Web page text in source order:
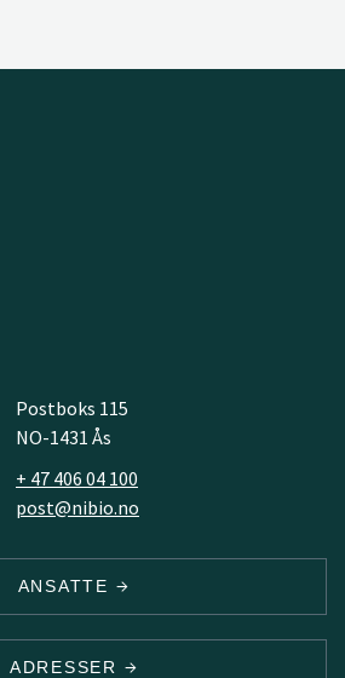
Postboks 115
NO-1431 Ås
+ 47 406 04 100
post@nibio.no
ANSATTE
ADRESSER